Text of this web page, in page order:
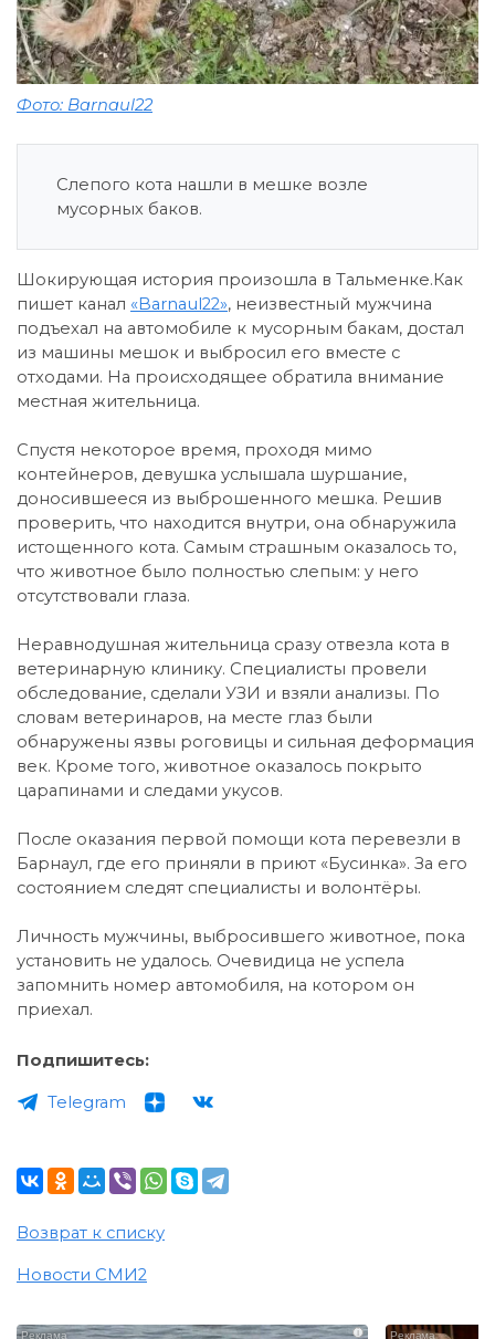
Фото: Barnaul22
Слепого кота нашли в мешке возле
мусорных баков.
Шокирующая история произошла в Тальменке.Как
пишет канал «Barnaul22», неизвестный мужчина
подъехал на автомобиле к мусорным бакам, достал
из машины мешок и выбросил его вместе с
отходами. На происходящее обратила внимание
местная жительница.
Спустя некоторое время, проходя мимо
контейнеров, девушка услышала шуршание,
доносившееся из выброшенного мешка. Решив
проверить, что находится внутри, она обнаружила
истощенного кота. Самым страшным оказалось то,
что животное было полностью слепым: у него
отсутствовали глаза.
Неравнодушная жительница сразу отвезла кота в
ветеринарную клинику. Специалисты провели
обследование, сделали УЗИ и взяли анализы. По
словам ветеринаров, на месте глаз были
обнаружены язвы роговицы и сильная деформация
век. Кроме того, животное оказалось покрыто
царапинами и следами укусов.
После оказания первой помощи кота перевезли в
Барнаул, где его приняли в приют «Бусинка». За его
состоянием следят специалисты и волонтёры.
Личность мужчины, выбросившего животное, пока
установить не удалось. Очевидица не успела
запомнить номер автомобиля, на котором он
приехал.
Подпишитесь:
Telegram
Возврат к списку
Новости СМИ2
i